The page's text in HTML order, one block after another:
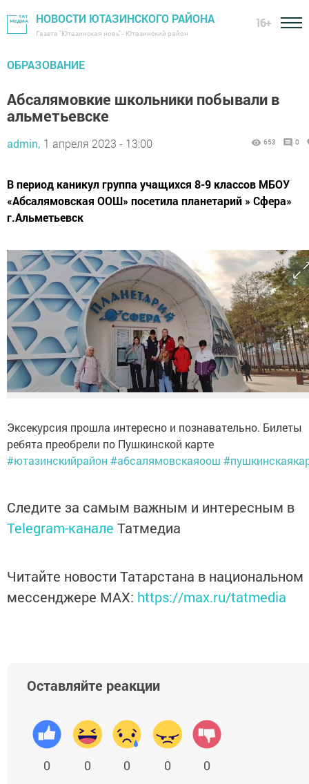
НОВОСТИ ЮТАЗИНСКОГО РАЙОНА
Газета "Ютазинская новь" - Ютазинский район
16+
ОБРАЗОВАНИЕ
Абсалямовкие школьники побывали в
альметьевске
admin, 1 апреля 2023 - 13:00 653 0
В период каникул группа учащихся 8-9 классов МБОУ
«Абсалямовская ООШ» посетила планетарий » Сфера»
г.Альметьевск
Эксекурсия прошла интересно и познавательно. Билеты
ребята преобрели по Пушкинской карте
#ютазинскийрайон #абсалямовскаяоош
Следите за самым важным и интересным в
Telegram-канале Татмедиа
Читайте новости Татарстана в национальном
мессенджере MАХ: https://max.ru/tatmedia
Оставляйте реакции
0 0 0 0 0